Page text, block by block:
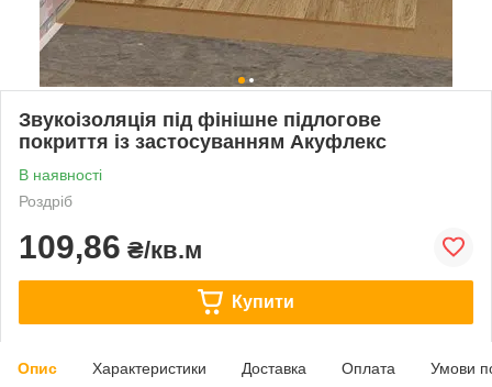
Звукоізоляція під фінішне підлогове
покриття із застосуванням Акуфлекс
В наявності
Роздріб
109,86 ₴/кв.м
Купити
Опис Характеристики Доставка Оплата Умови